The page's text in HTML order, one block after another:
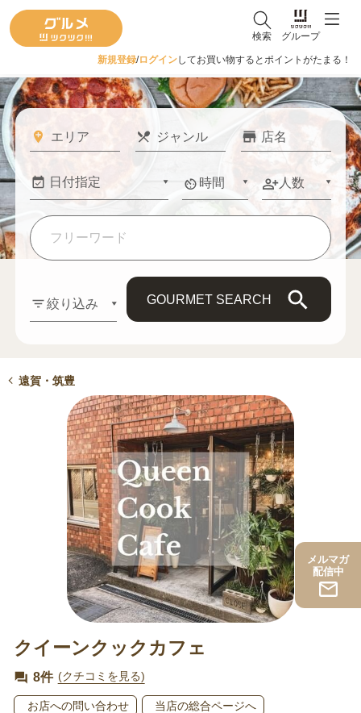
検索 グループ
新規登録/ログインしてお買い物するとポイントがたまる！
時間 人数
絞り込み GOURMET SEARCH
遠賀・筑豊
メルマガ
配信中
クイーンクックカフェ
8件 (クチコミを見る)
お店への問い合わせ 当店の総合ページへ